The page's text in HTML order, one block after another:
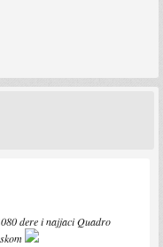
dere i najjaci Quadro